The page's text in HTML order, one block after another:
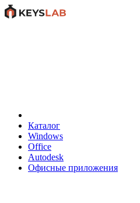
Каталог
Windows
Office
Autodesk
Офисные приложения